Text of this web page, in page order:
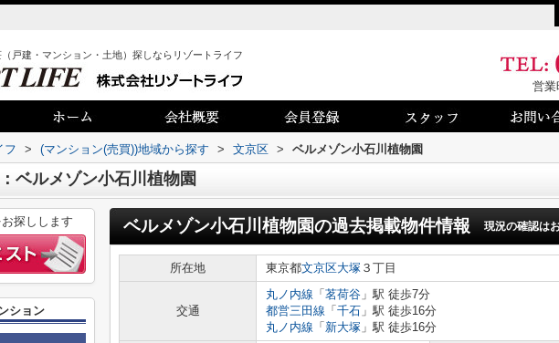
戸建・マンション・土地）探しならリゾートライフ
営業
フ > (マンション(売買))地域から探す > 文京区 > ベルメゾン小石川植物園
ベルメゾン小石川植物園
ベルメゾン小石川植物園の過去掲載物件情報 現況の確認は
所在地 東京都文京区大塚 ３丁目
交通
丸ノ内線 「 茗荷谷 」駅 徒歩7分
都営三田線 「 千石 」駅 徒歩16分
丸ノ内線 「 新大塚 」駅 徒歩16分
探しします
ション